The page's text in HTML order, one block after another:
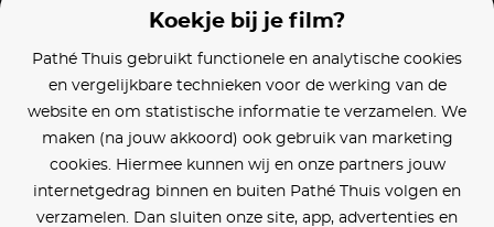
Koekje bij je film?
Pathé Thuis gebruikt functionele en analytische cookies
en vergelijkbare technieken voor de werking van de
website en om statistische informatie te verzamelen. We
maken (na jouw akkoord) ook gebruik van marketing
cookies. Hiermee kunnen wij en onze partners jouw
internetgedrag binnen en buiten Pathé Thuis volgen en
verzamelen. Dan sluiten onze site, app, advertenties en
Klantenservice
Betaalinstellingen
Cookie voorkeuren